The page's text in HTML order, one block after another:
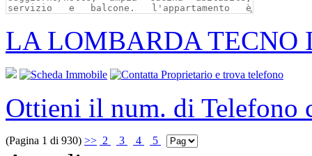
LA LOMBARDA
Ottieni il num. di Telefono
(Pagina 1 di 930) >> 2 3 4 5